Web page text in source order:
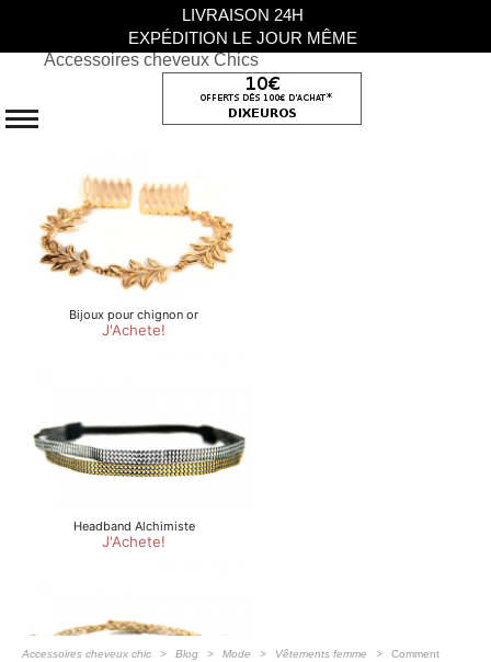
Accessoires cheveux Chics
Accessoires cheveux chic Blog Mode Vêtements femme
Comment
LIVRAISON 24H
EXPÉDITION LE JOUR MÊME